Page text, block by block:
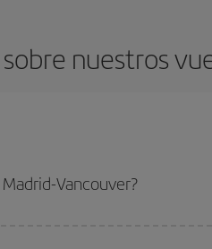
nuestros
Vancouver?